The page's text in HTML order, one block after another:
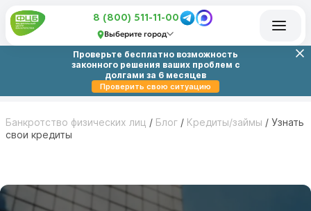
8 (800) 511-11-00
Выберите город
Проверьте бесплатно возможность
законного решения ваших проблем с
долгами за 6 месяцев
Проверить свою ситуацию
Банкротство физических лиц / Блог / Кредиты/займы / Узнать
свои кредиты